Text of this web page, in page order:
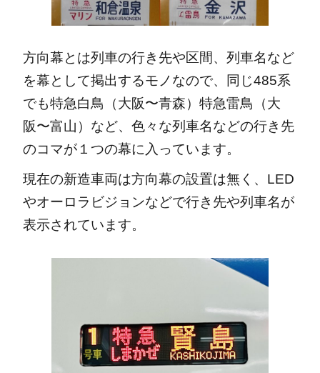
方向幕とは列車の行き先や区間、列車名など
を幕として掲出するモノなので、同じ485系
でも特急白鳥（大阪〜青森）特急雷鳥（大
阪〜富山）など、色々な列車名などの行き先
のコマが１つの幕に入っています。
現在の新造車両は方向幕の設置は無く、LED
やオーロラビジョンなどで行き先や列車名が
表示されています。